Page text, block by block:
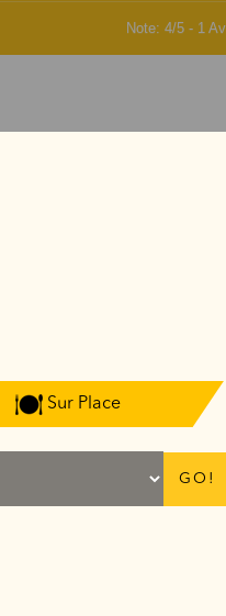
Note: 4/5 - 1